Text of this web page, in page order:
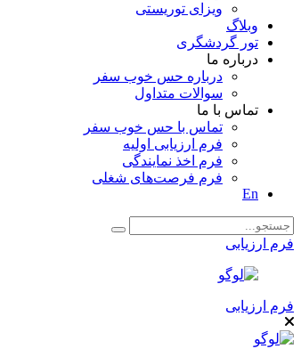
ویزای توریستی
وبلاگ
تور گردشگری
درباره ما
درباره حس خوب سفر
سوالات متداول
تماس با ما
تماس با حس خوب سفر
فرم ارزیابی اولیه
فرم اخذ نمایندگی
فرم فرصت‌های شغلی
En
فرم ارزیابی
فرم ارزیابی